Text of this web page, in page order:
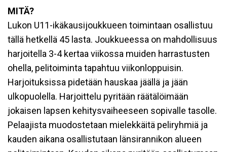
MITÄ?
Lukon U11-ikäkausijoukkueen toimintaan osallistuu
tällä hetkellä 45 lasta. Joukkueessa on mahdollisuus
harjoitella 3-4 kertaa viikossa muiden harrastusten
ohella, pelitoiminta tapahtuu viikonloppuisin.
Harjoituksissa pidetään hauskaa jäällä ja jään
ulkopuolella. Harjoittelu pyritään räätälöimään
jokaisen lapsen kehitysvaiheeseen sopivalle tasolle.
Pelaajista muodostetaan mielekkäitä peliryhmiä ja
kauden aikana osallistutaan länsirannikon alueen